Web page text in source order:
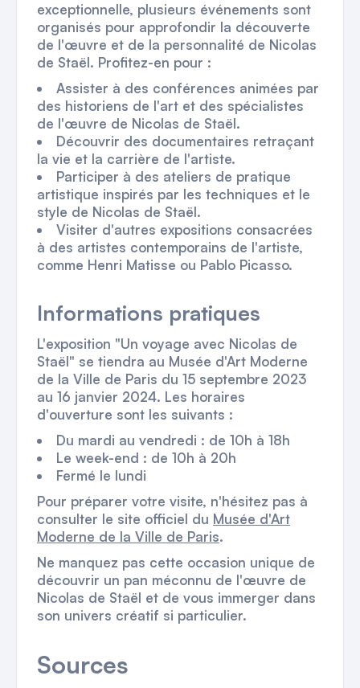
exceptionnelle, plusieurs événements sont
organisés pour approfondir la découverte
de l'œuvre et de la personnalité de Nicolas
de Staël. Profitez-en pour :
Assister à des conférences animées par
des historiens de l'art et des spécialistes
de l'œuvre de Nicolas de Staël.
Découvrir des documentaires retraçant
la vie et la carrière de l'artiste.
Participer à des ateliers de pratique
artistique inspirés par les techniques et le
style de Nicolas de Staël.
Visiter d'autres expositions consacrées
à des artistes contemporains de l'artiste,
comme Henri Matisse ou Pablo Picasso.
Informations pratiques
L'exposition "Un voyage avec Nicolas de
Staël" se tiendra au Musée d'Art Moderne
de la Ville de Paris du 15 septembre 2023
au 16 janvier 2024. Les horaires
d'ouverture sont les suivants :
Du mardi au vendredi : de 10h à 18h
Le week-end : de 10h à 20h
Fermé le lundi
Pour préparer votre visite, n'hésitez pas à
consulter le site officiel du Musée d'Art
Moderne de la Ville de Paris.
Ne manquez pas cette occasion unique de
découvrir un pan méconnu de l'œuvre de
Nicolas de Staël et de vous immerger dans
son univers créatif si particulier.
Sources